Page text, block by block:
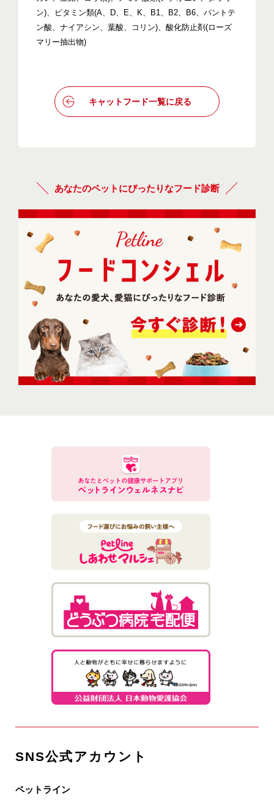
ン)、ビタミン類(A、D、E、K、B1、B2、B6、パントテ
ン酸、ナイアシン、葉酸、コリン)、酸化防止剤(ローズ
マリー抽出物)
キャットフード一覧に戻る
あなたのペットにぴったりなフード診断
SNS公式アカウント
ペットライン